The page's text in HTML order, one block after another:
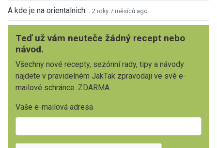
A kde je na orientalnich… 2 roky 7 měsíců ago
Teď už vám neuteče žádný recept nebo
návod.
Všechny nové recepty, sezónní rady, tipy a návody
najdete v pravidelném JakTak zpravodaji ve své e-
mailové schránce. ZDARMA.
Vaše e-mailová adresa